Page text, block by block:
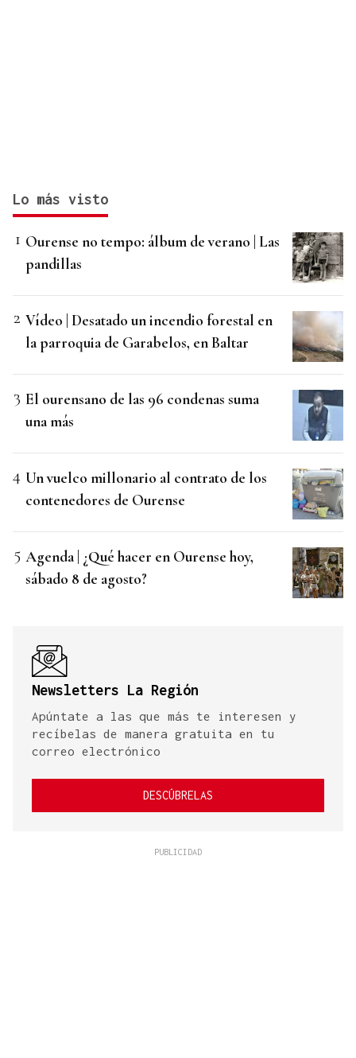
Lo más visto
Ourense no tempo: álbum de verano | Las
pandillas
Vídeo | Desatado un incendio forestal en
la parroquia de Garabelos, en Baltar
El ourensano de las 96 condenas suma
una más
Un vuelco millonario al contrato de los
contenedores de Ourense
Agenda | ¿Qué hacer en Ourense hoy,
sábado 8 de agosto?
Newsletters La Región
Apúntate a las que más te interesen y
recíbelas de manera gratuita en tu
correo electrónico
DESCÚBRELAS